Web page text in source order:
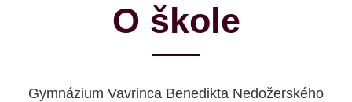
O škole
Gymnázium Vavrinca Benedikta Nedožerského